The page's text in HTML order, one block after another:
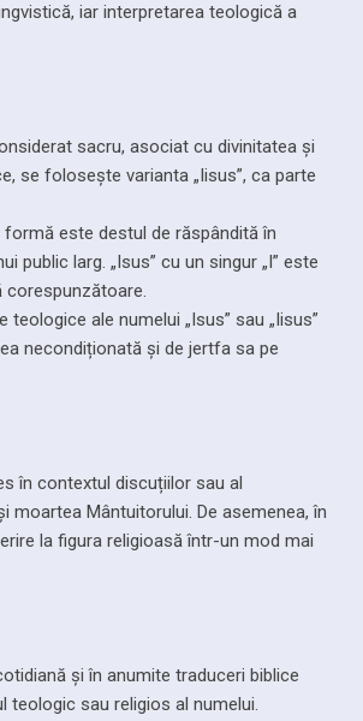
iar interpretarea teologică a
sacru, asociat cu divinitatea și
se folosește varianta „Iisus”, ca parte
este destul de răspândită în
larg. „Isus” cu un singur „I” este
corespunzătoare.
ale numelui „Isus” sau „Iisus”
necondiționată și de jertfa sa pe
în contextul discuțiilor sau al
Mântuitorului. De asemenea, în
la figura religioasă într-un mod mai
și în anumite traduceri biblice
teologic sau religios al numelui.